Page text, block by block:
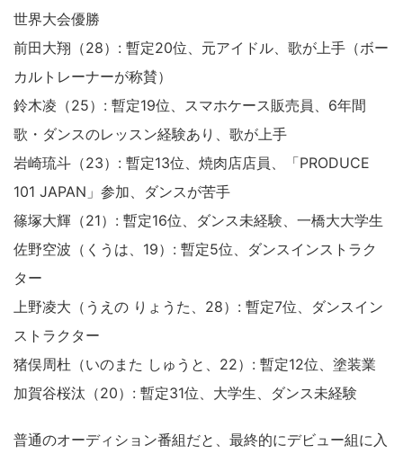
世界大会優勝
前田大翔（28）: 暫定20位、元アイドル、歌が上手（ボー
カルトレーナーが称賛）
鈴木凌（25）: 暫定19位、スマホケース販売員、6年間
歌・ダンスのレッスン経験あり、歌が上手
岩崎琉斗（23）: 暫定13位、焼肉店店員、「PRODUCE
101 JAPAN」参加、ダンスが苦手
篠塚大輝（21）: 暫定16位、ダンス未経験、一橋大大学生
佐野空波（くうは、19）: 暫定5位、ダンスインストラク
ター
上野凌大（うえの りょうた、28）: 暫定7位、ダンスイン
ストラクター
猪俣周杜（いのまた しゅうと、22）: 暫定12位、塗装業
加賀谷桜汰（20）: 暫定31位、大学生、ダンス未経験
普通のオーディション番組だと、最終的にデビュー組に入